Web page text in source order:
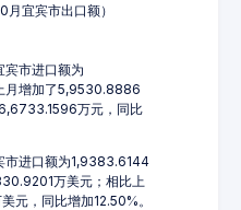
月宜宾市出口额）
市进口额为
月增加了5,9530.8886
万元，同比
市进口额为1,9383.6144
万美元；相比上
元，同比增加12.50%。